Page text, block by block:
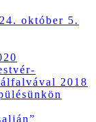
október 5.
2018